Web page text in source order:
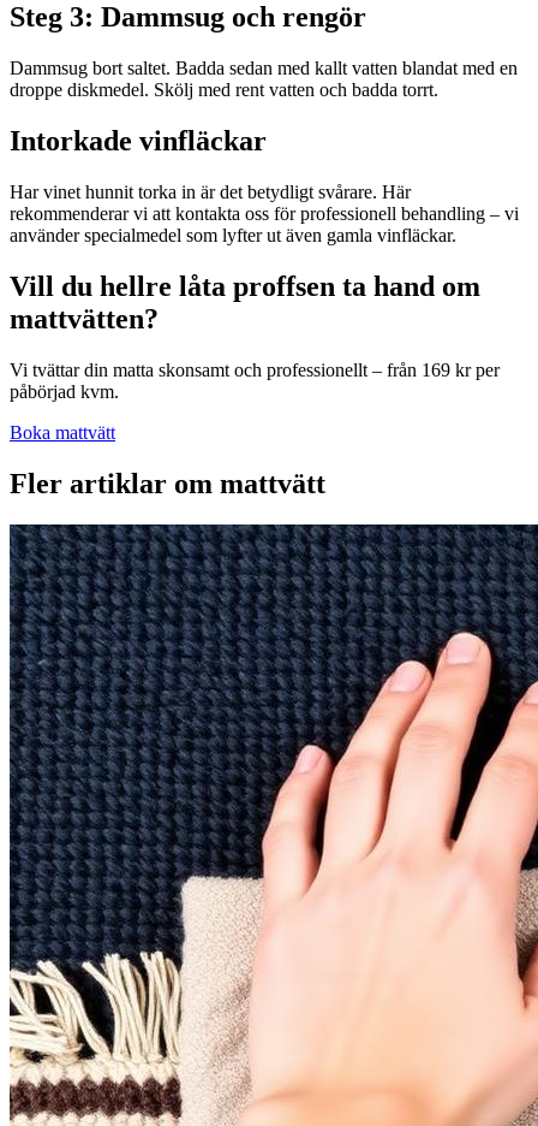
Steg 3: Dammsug och rengör
Dammsug bort saltet. Badda sedan med kallt vatten blandat med en
droppe diskmedel. Skölj med rent vatten och badda torrt.
Intorkade vinfläckar
Har vinet hunnit torka in är det betydligt svårare. Här
rekommenderar vi att kontakta oss för professionell behandling – vi
använder specialmedel som lyfter ut även gamla vinfläckar.
Vill du hellre låta proffsen ta hand om
mattvätten?
Vi tvättar din matta skonsamt och professionellt – från 169 kr per
påbörjad kvm.
Boka mattvätt
Fler artiklar om mattvätt